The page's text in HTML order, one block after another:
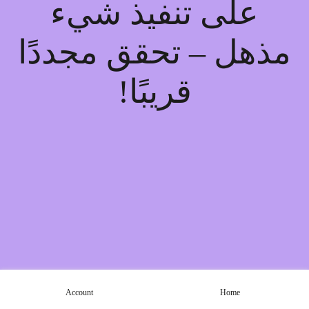
على تنفيذ شيء
مذهل – تحقق مجددًا
قريبًا!
Home
Account